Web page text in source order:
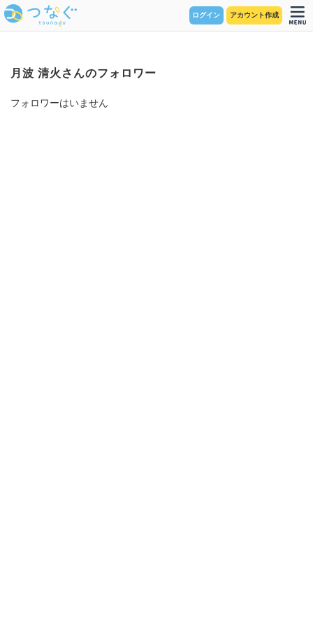
ログイン アカウント作成
月波 清火さんのフォロワー
フォロワーはいません